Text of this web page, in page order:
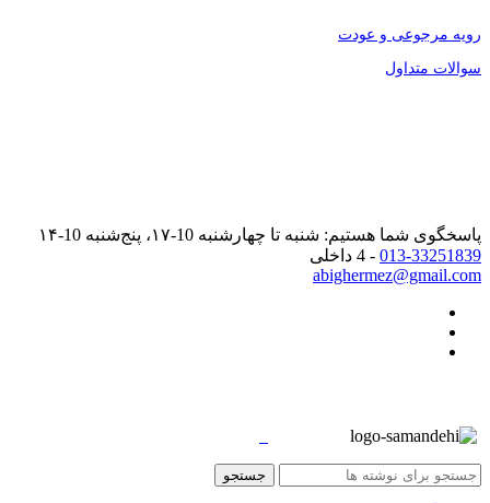
رویه مرجوعی و عودت
سوالات متداول
پاسخگوی شما هستیم: شنبه تا چهارشنبه 10-۱۷، پنج‌شنبه 10-۱۴
013-33251839 - 4 داخلی
abighermez@gmail.com
جستجو